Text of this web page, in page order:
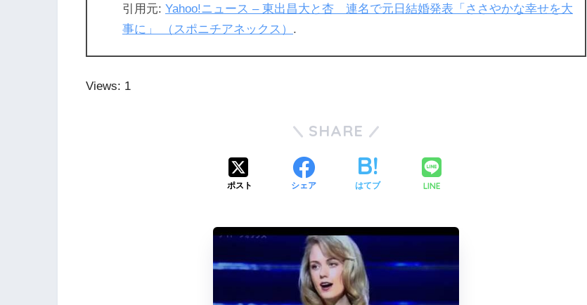
引用元: Yahoo!ニュース – 東出昌大と杏 連名で元日結婚発表「ささやかな幸せを大
事に」 （スポニチアネックス） .
Views: 1
SHARE
ポスト シェア はてブ LINE